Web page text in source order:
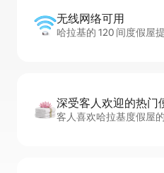
无线网络可用
哈拉基的 120 间度假屋
深受客人欢迎的热门
客人喜欢哈拉基度假屋